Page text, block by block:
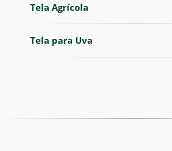
Tela Agrícola
Tela para Uva